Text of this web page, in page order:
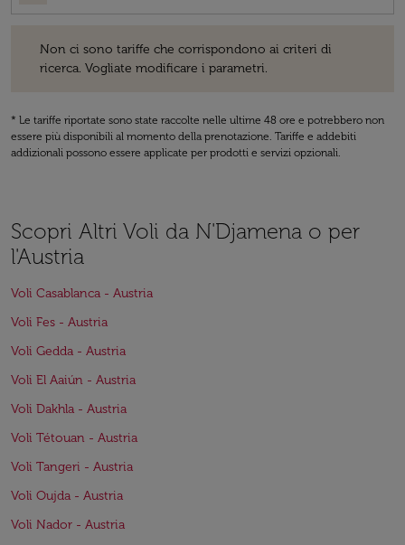
Non ci sono tariffe che corrispondono ai criteri di
ricerca. Vogliate modificare i parametri.
* Le tariffe riportate sono state raccolte nelle ultime 48 ore e potrebbero non
essere più disponibili al momento della prenotazione. Tariffe e addebiti
addizionali possono essere applicate per prodotti e servizi opzionali.
Scopri Altri Voli da N'Djamena o per
l'Austria
Voli Casablanca - Austria
Voli Fes - Austria
Voli Gedda - Austria
Voli El Aaiún - Austria
Voli Dakhla - Austria
Voli Tétouan - Austria
Voli Tangeri - Austria
Voli Oujda - Austria
Voli Nador - Austria